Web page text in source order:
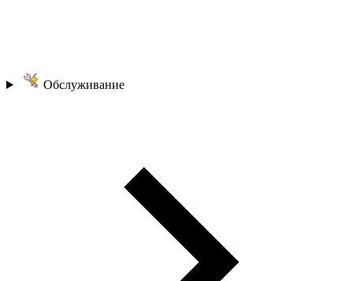
Обслуживание